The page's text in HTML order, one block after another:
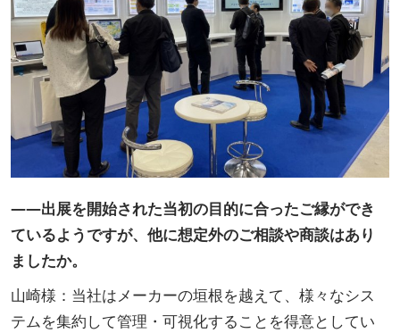
――出展を開始された当初の目的に合ったご縁ができ
ているようですが、他に想定外のご相談や商談はあり
ましたか。
山崎様：当社はメーカーの垣根を越えて、様々なシス
テムを集約して管理・可視化することを得意としてい